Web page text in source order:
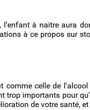
à naitre aura
à ce propos sur
comme celle de
trop importants pour
de votre santé,